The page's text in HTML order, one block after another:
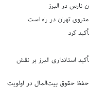
نارس در البرز
تهران در راه است
کرد
استانداری البرز بر نقش
حقوق بیت‌المال در اولویت